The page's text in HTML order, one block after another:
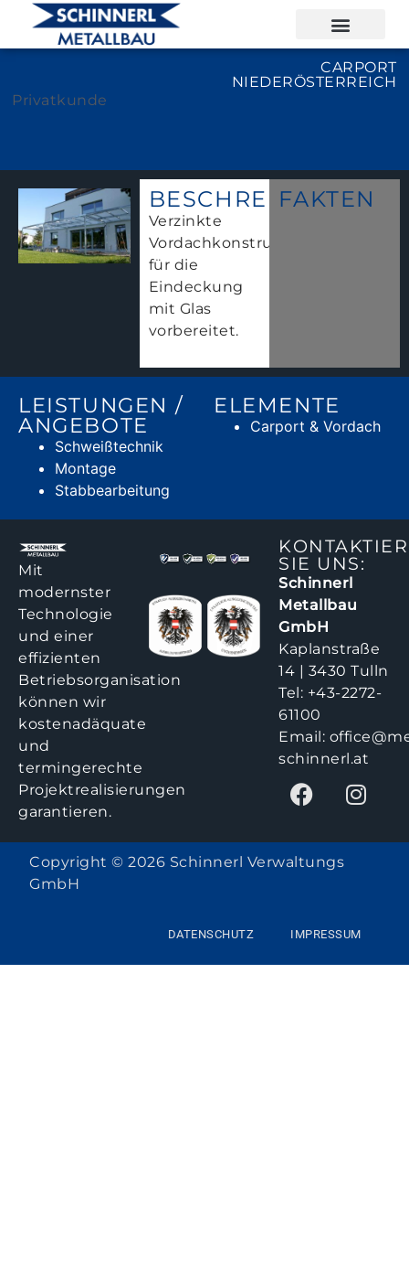
CARPORT
NIEDERÖSTERREICH
Privatkunde
BESCHREIBUNG
Verzinkte
Vordachkonstruktion
für die
Eindeckung
mit Glas
vorbereitet.
FAKTEN
LEISTUNGEN /
ANGEBOTE
Schweißtechnik
Montage
Stabbearbeitung
ELEMENTE
Carport & Vordach
Mit
modernster
Technologie
und einer
effizienten
Betriebsorganisation
können wir
kostenadäquate
und
termingerechte
Projektrealisierungen
garantieren.
SIE UNS:
Schinnerl
Metallbau
GmbH
Kaplanstraße
14 | 3430 Tulln
Tel: +43-2272-
61100
Email:
schinnerl.at
Copyright © 2026 Schinnerl Verwaltungs
GmbH
DATENSCHUTZ IMPRESSUM